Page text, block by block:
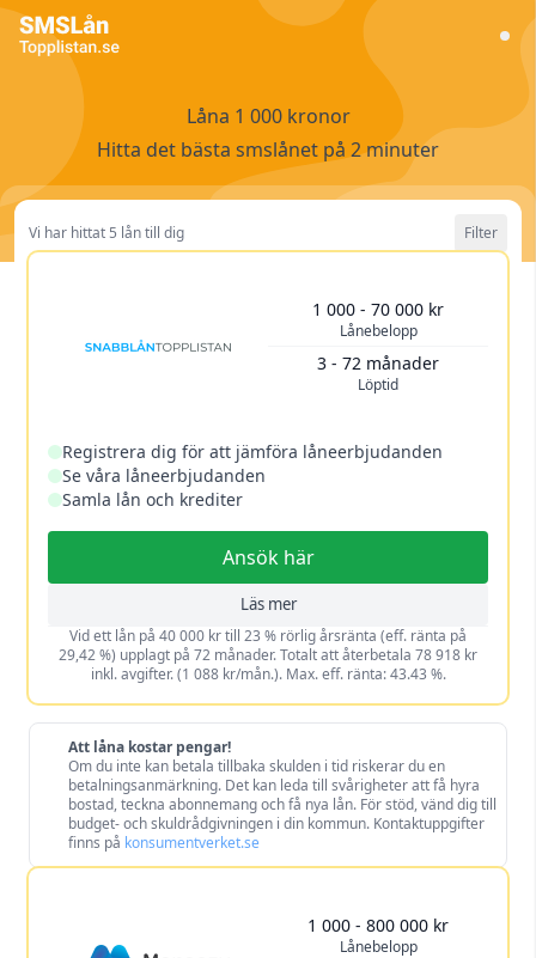
Låna 1 000 kronor
Hitta det bästa smslånet på 2 minuter
Vi har hittat 5 lån till dig Filter
800 000 kr
Löptid
Lånebelopp
1 000 - 70 000 kr
Löptid
3 - 72 månader
Registrera dig för att jämföra låneerbjudanden
Se våra låneerbjudanden
Samla lån och krediter
Ansök här
Läs mer
Vid ett lån på 40 000 kr till 23 % rörlig årsränta (eff. ränta på
29,42 %) upplagt på 72 månader. Totalt att återbetala 78 918 kr
inkl. avgifter. (1 088 kr/mån.). Max. eff. ränta: 43.43 %.
Att låna kostar pengar!
Om du inte kan betala tillbaka skulden i tid riskerar du en
betalningsanmärkning. Det kan leda till svårigheter att få hyra
bostad, teckna abonnemang och få nya lån. För stöd, vänd dig till
budget- och skuldrådgivningen i din kommun. Kontaktuppgifter
finns på konsumentverket.se
Lånebelopp
1 000 - 800 000 kr